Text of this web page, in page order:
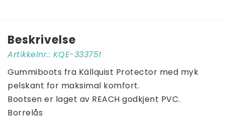
Beskrivelse
Artikkelnr.: KQE-333751
Gummiboots fra Källquist Protector med myk
pelskant for maksimal komfort.
Bootsen er laget av REACH godkjent PVC.
Borrelås